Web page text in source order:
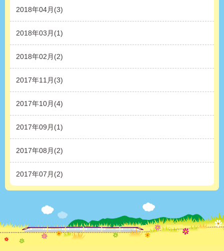
2018年04月(3)
2018年03月(1)
2018年02月(2)
2017年11月(3)
2017年10月(4)
2017年09月(1)
2017年08月(2)
2017年07月(2)